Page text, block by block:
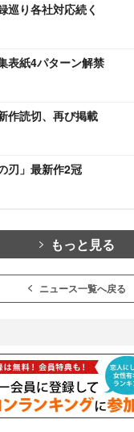
巡り各社対応続く
表紙4パターン解禁
作読切、再び掲載
刃」最新作2冠
もっと見る
ニュース一覧へ戻る